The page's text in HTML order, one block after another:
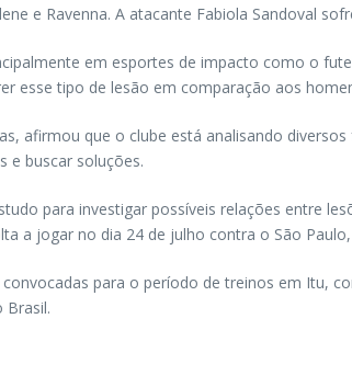
e Ravenna. A atacante Fabiola Sandoval
em esportes de impacto como o
esse tipo de lesão em comparação aos
afirmou que o clube está analisando
e buscar soluções.
para investigar possíveis relações entre
a jogar no dia 24 de julho contra o São
para o período de treinos em Itu,
Brasil.